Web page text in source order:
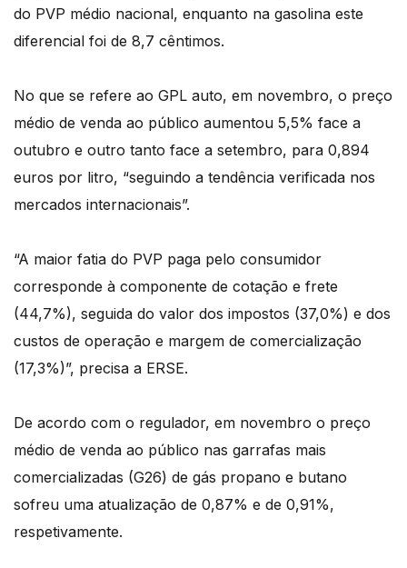
do PVP médio nacional, enquanto na gasolina este
diferencial foi de 8,7 cêntimos.
No que se refere ao GPL auto, em novembro, o preço
médio de venda ao público aumentou 5,5% face a
outubro e outro tanto face a setembro, para 0,894
euros por litro, “seguindo a tendência verificada nos
mercados internacionais”.
“A maior fatia do PVP paga pelo consumidor
corresponde à componente de cotação e frete
(44,7%), seguida do valor dos impostos (37,0%) e dos
custos de operação e margem de comercialização
(17,3%)”, precisa a ERSE.
De acordo com o regulador, em novembro o preço
médio de venda ao público nas garrafas mais
comercializadas (G26) de gás propano e butano
sofreu uma atualização de 0,87% e de 0,91%,
respetivamente.